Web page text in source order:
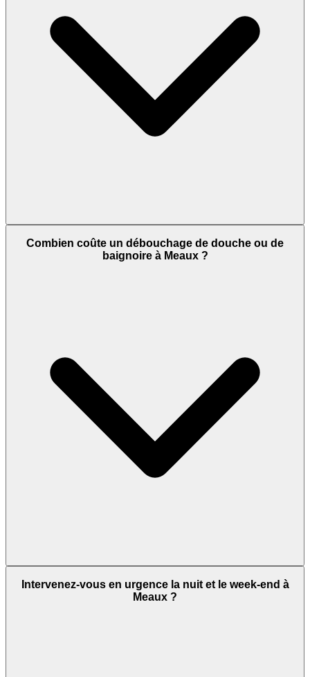
Combien coûte un débouchage de douche ou de
baignoire à Meaux ?
Intervenez-vous en urgence la nuit et le week-end à
Meaux ?